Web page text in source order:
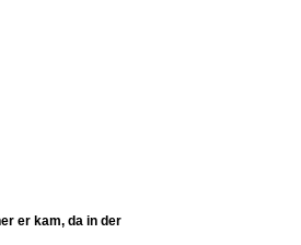
er kam, da in der